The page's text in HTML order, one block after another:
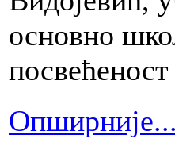
основно
Опширније...